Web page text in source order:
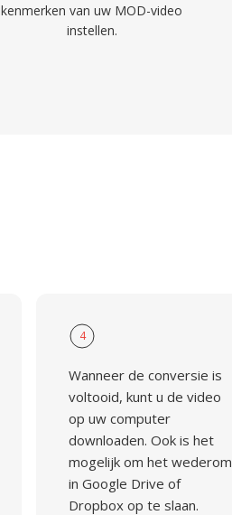
kenmerken van uw MOD-video
instellen.
4
Wanneer de conversie is
voltooid, kunt u de video
op uw computer
downloaden. Ook is het
mogelijk om het wederom
in Google Drive of
Dropbox op te slaan.